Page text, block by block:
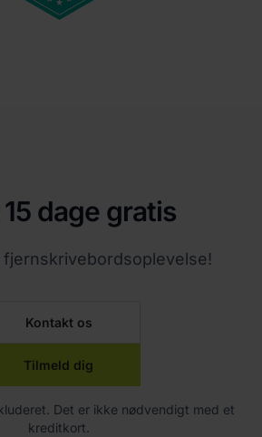
dage gratis
fjernskrivebordsoplevelse!
Kontakt os
Tilmeld dig
Det er ikke nødvendigt med et
kreditkort.